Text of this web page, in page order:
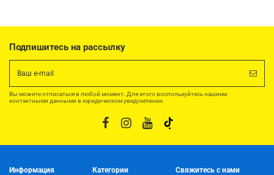
Подпишитесь на рассылку
Вы можете отписаться в любой момент. Для этого воспользуйтесь нашими
контактными данными в юридическом уведомлении.
Информация Категории Свяжитесь с нами